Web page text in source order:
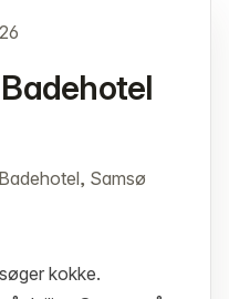
Samsø
kokke.